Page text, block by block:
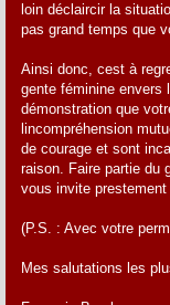
loin déclaircir la
pas grand temps que
Ainsi donc, cest à
gente féminine envers
démonstration que
lincompréhension
de courage et sont
raison. Faire partie du
vous invite
(P.S. : Avec votre
Mes salutations les